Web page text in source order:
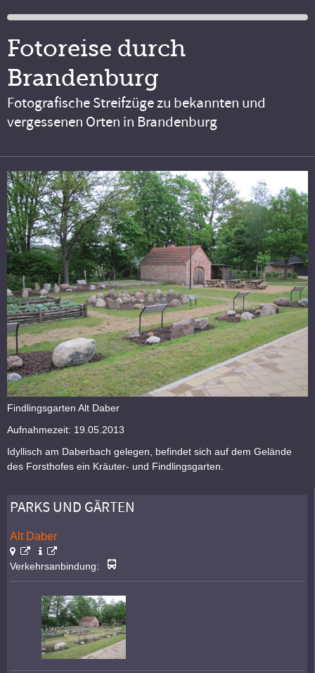
Fotoreise durch
Brandenburg
Fotografische Streifzüge zu bekannten und
vergessenen Orten in Brandenburg
Findlingsgarten Alt Daber
Aufnahmezeit: 19.05.2013
Idyllisch am Daberbach gelegen, befindet sich auf dem Gelände
des Forsthofes ein Kräuter- und Findlingsgarten.
PARKS UND GÄRTEN
Alt Daber
Verkehrsanbindung: